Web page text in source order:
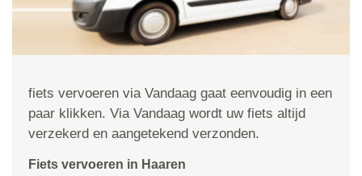
fiets vervoeren via Vandaag gaat eenvoudig in een
paar klikken. Via Vandaag wordt uw fiets altijd
verzekerd en aangetekend verzonden.
Fiets vervoeren in Haaren